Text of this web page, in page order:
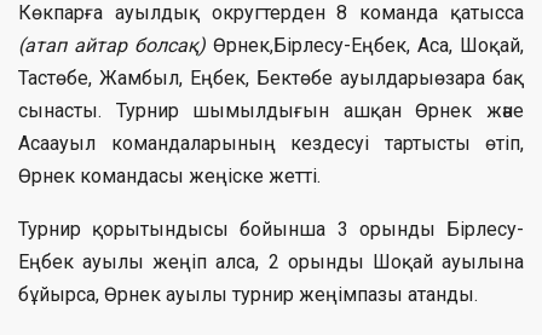
Көкпарға ауылдық округтерден 8 команда қатысса
(атап айтар болсақ) Өрнек,Бірлесу-Еңбек, Аса, Шоқай,
Тастөбе, Жамбыл, Еңбек, Бектөбе ауылдарыөзара бақ
сынасты. Турнир шымылдығын ашқан Өрнек және
Асаауыл командаларының кездесуі тартысты өтіп,
Өрнек командасы жеңіске жетті.
Турнир қорытындысы бойынша 3 орынды Бірлесу-
Еңбек ауылы жеңіп алса, 2 орынды Шоқай ауылына
бұйырса, Өрнек ауылы турнир жеңімпазы атанды.